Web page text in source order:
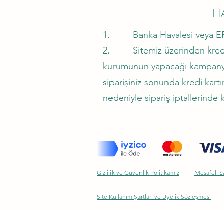
1. Banka Havalesi veya EFT
2. Sitemiz üzerinden kredi
kurumunun yapacağı
siparişiniz sonunda kredi
nedeniyle sipariş iptallerinde
Gizlilik ve Güvenlik Politikamız Mesafeli
Site Kullanım Şartları ve Üyelik Sözleşmesi